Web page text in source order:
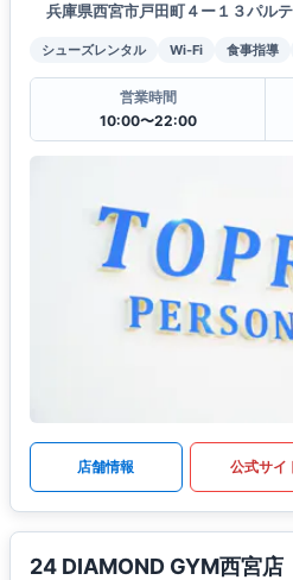
兵庫県西宮市戸田町４ー１３パル
シューズレンタル Wi-Fi 食事指導
営業時間
10:00〜22:00
店舗情報 公式サイ
24 DIAMOND GYM西宮店